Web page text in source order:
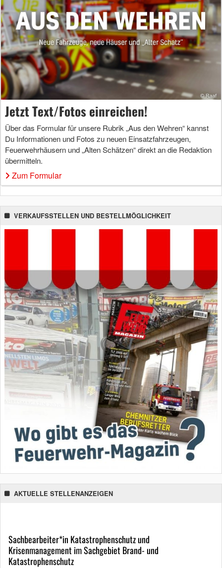
Jetzt Text/Fotos einreichen!
Über das Formular für unsere Rubrik „Aus den Wehren“ kannst
Du Informationen und Fotos zu neuen Einsatzfahrzeugen,
Feuerwehrhäusern und „Alten Schätzen“ direkt an die Redaktion
übermitteln.
Zum Formular
VERKAUFSSTELLEN UND BESTELLMÖGLICHKEIT
AKTUELLE STELLENANZEIGEN
Sachbearbeiter*in Katastrophenschutz und
Krisenmanagement im Sachgebiet Brand- und
Katastrophenschutz